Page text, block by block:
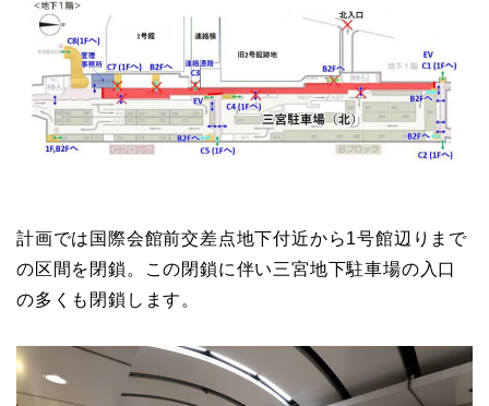
計画では国際会館前交差点地下付近から1号館辺りまで
の区間を閉鎖。この閉鎖に伴い三宮地下駐車場の入口
の多くも閉鎖します。